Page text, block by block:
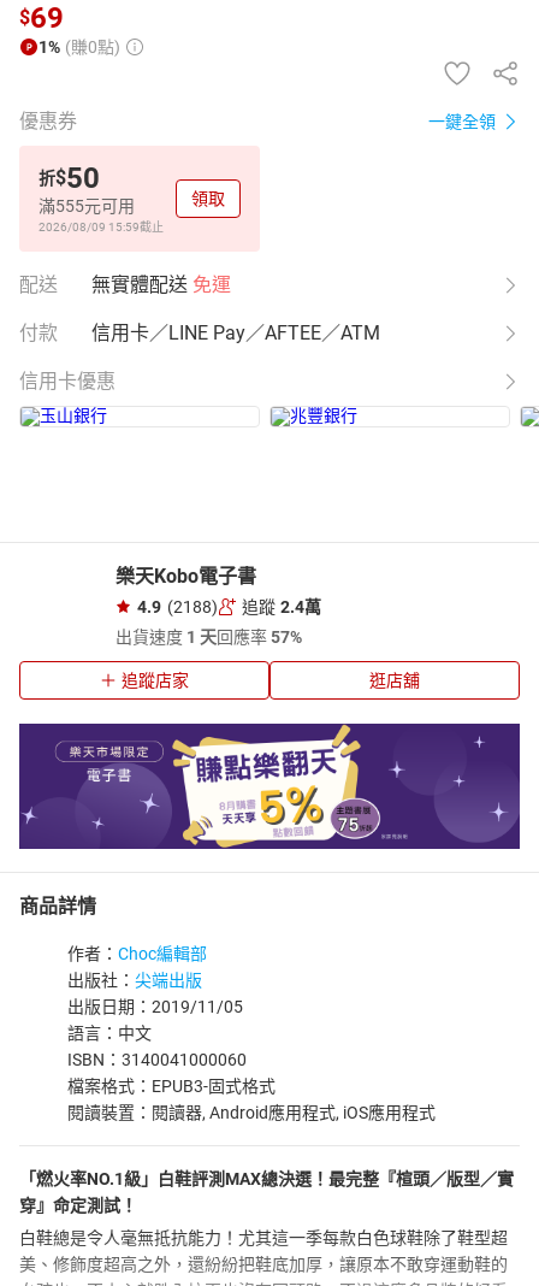
$69
1% (賺0點)
優惠券 一鍵全領
折$50
滿555元可用
2026/08/09 15:59截止
領取
配送 無實體配送 免運
付款 信用卡／LINE Pay／AFTEE／ATM
信用卡優惠
樂天Kobo電子書
4.9 (2188) 追蹤 2.4萬
出貨速度 1 天回應率57%
追蹤店家 逛店舖
商品詳情
作者： Choc編輯部
出版社： 尖端出版
出版日期：2019/11/05
語言：中文
ISBN：3140041000060
檔案格式：EPUB3-固式格式
閱讀裝置：閱讀器, Android應用程式, iOS應用程式
「燃火率NO.1級」白鞋評測MAX總決選！最完整『楦頭／版型／實
穿』命定測試！
白鞋總是令人毫無抵抗能力！尤其這一季每款白色球鞋除了鞋型超
美、修飾度超高之外，還紛紛把鞋底加厚，讓原本不敢穿運動鞋的